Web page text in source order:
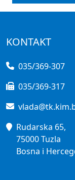
KONTAKT
035/369-307
035/369-317
Rudarska 65,
75000 Tuzla
Bosna i